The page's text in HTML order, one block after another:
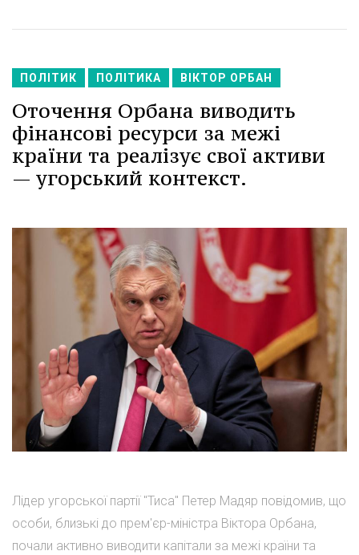
ПОЛІТИК ПОЛІТИКА ВІКТОР ОРБАН
Оточення Орбана виводить
фінансові ресурси за межі
країни та реалізує свої активи
— угорський контекст.
Лідер угорської партії "Тиса" Петер Мадяр повідомив, що
особи, близькі до прем'єр-міністра Віктора Орбана,
почали активно виводити капітали за межі країни та